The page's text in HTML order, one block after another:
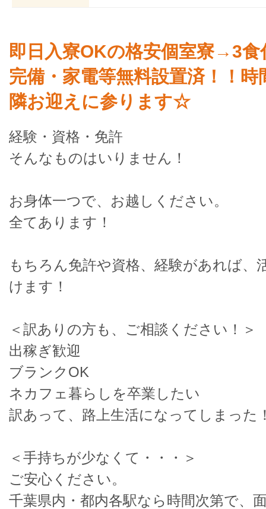
即日入寮OKの格安個室寮→3食
完備・家電等無料設置済！！時
隣お迎えに参ります☆
経験・資格・免許
そんなものはいりません！
お身体一つで、お越しください。
全てあります！
もちろん免許や資格、経験があれば、
けます！
＜訳ありの方も、ご相談ください！＞
出稼ぎ歓迎
ブランクOK
ネカフェ暮らしを卒業したい
訳あって、路上生活になってしまった
＜手持ちが少なくて・・・＞
ご安心ください。
千葉県内・都内各駅なら時間次第で、